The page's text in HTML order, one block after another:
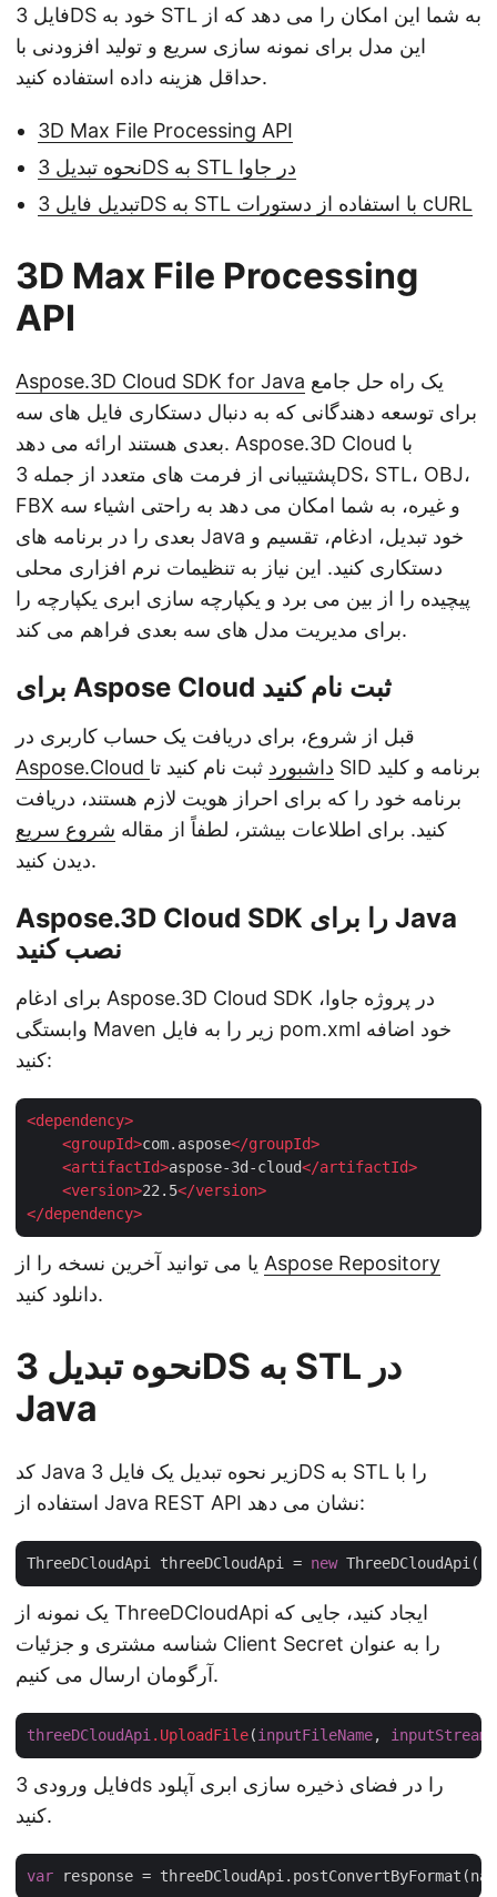
فایل 3DS خود به STL به شما این امکان را می دهد که از
این مدل برای نمونه سازی سریع و تولید افزودنی با
حداقل هزینه داده استفاده کنید.
3D Max File Processing API
نحوه تبدیل 3DS به STL در جاوا
تبدیل فایل 3DS به STL با استفاده از دستورات cURL
3D Max File Processing
API
Aspose.3D Cloud SDK for Java
برای توسعه دهندگانی که به دنبال دستکاری فایل های سه
بعدی هستند ارائه می دهد. Aspose.3D Cloud با
پشتیبانی از فرمت های متعدد از جمله 3DS، STL، OBJ،
FBX و غیره، به شما امکان می دهد به راحتی اشیاء سه
بعدی را در برنامه های Java خود تبدیل، ادغام، تقسیم و
دستکاری کنید. این نیاز به تنظیمات نرم افزاری محلی
پیچیده را از بین می برد و یکپارچه سازی ابری یکپارچه را
برای مدیریت مدل های سه بعدی فراهم می کند.
برای Aspose Cloud ثبت نام کنید
قبل از شروع، برای دریافت یک حساب کاربری در
Aspose.Cloud داشبورد ثبت نام کنید تا SID برنامه و کلید
برنامه خود را که برای احراز هویت لازم هستند، دریافت
کنید. برای اطلاعات بیشتر، لطفاً از مقاله شروع سریع
دیدن کنید.
Aspose.3D Cloud SDK را برای Java
نصب کنید
برای ادغام Aspose.3D Cloud SDK در پروژه جاوا،
وابستگی Maven زیر را به فایل pom.xml خود اضافه
کنید:
<dependency>
<groupId>com.aspose</groupId>
<artifactId>aspose-3d-cloud</artifactId>
<version>22.5</version>
</dependency>
Aspose Repository
دانلود کنید.
نحوه تبدیل 3DS به STL در
Java
کد Java زیر نحوه تبدیل یک فایل 3DS به STL را با
استفاده از Java REST API نشان می دهد:
ThreeDCloudApi threeDCloudApi = new ThreeDCloudApi(
یک نمونه از ThreeDCloudApi ایجاد کنید، جایی که
شناسه مشتری و جزئیات Client Secret را به عنوان
آرگومان ارسال می کنیم.
threeDCloudApi.UploadFile(inputFileName, inputStream
فایل ورودی 3ds را در فضای ذخیره سازی ابری آپلود
کنید.
var response =